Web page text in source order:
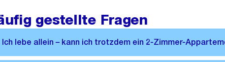
gestellte Fragen